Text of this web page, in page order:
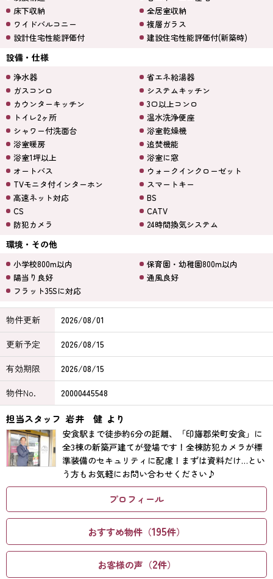
床下収納
全居室収納
ワイドバルコニー
複層ガラス
設計住宅性能評価付
建設住宅性能評価付(新築時)
設備・仕様
浄水器
省エネ給湯器
ガスコンロ
システムキッチン
カウンターキッチン
3口以上コンロ
トイレ2ヶ所
温水洗浄便座
シャワー付洗面台
浴室乾燥機
浴室暖房
追焚機能
浴室1坪以上
浴室に窓
オートバス
ウォークインクローゼット
TVモニタ付インターホン
スマートキー
高速ネット対応
BS
CS
CATV
防犯カメラ
24時間換気システム
環境・その他
小学校800m以内
保育園・幼稚園800m以内
陽当り良好
通風良好
フラット35Sに対応
物件更新
2026/08/01
更新予定
2026/08/15
有効期限
2026/08/15
物件No.
20000445548
担当スタッフ 岩井 健 より
安食駅まで徒歩約6分の距離、「印旛郡栄町安食」に
全3棟の新築戸建てが登場です！全棟防犯カメラが標
準装備のセキュリティに配慮！まずは資料だけ…とい
う方もお気軽にお問い合わせください♪
プロフィール
おすすめ物件（195件）
お客様の声（2件）